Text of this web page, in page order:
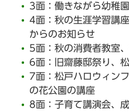
3面：働きながら幼稚
4面：秋の生涯学習講
からのお知らせ
5面：秋の消費者教室
6面：旧齋藤邸祭り、
7面：松戸ハロウィン
の花公園の講座
8面：子育て講演会、